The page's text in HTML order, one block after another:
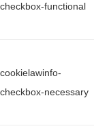
checkbox-functional
cookielawinfo-
checkbox-necessary